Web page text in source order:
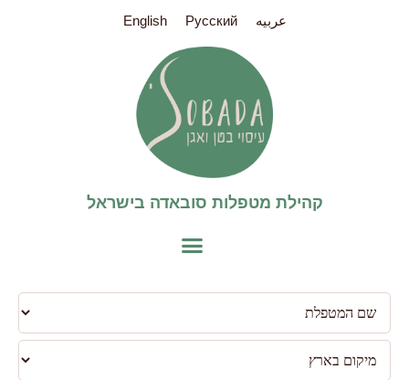
عربيه Pусский
English
קהילת מטפלות סובאדה בישראל​
פילטר
למטפלות